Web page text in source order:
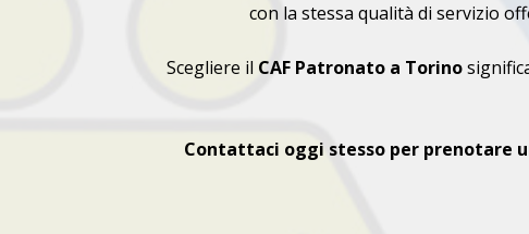
con la stessa qualità di servizio
Scegliere il CAF Patronato a Torino
Contattaci oggi stesso per prenotare